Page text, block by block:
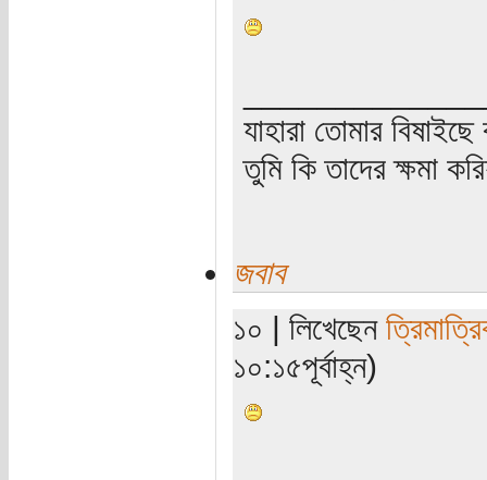
যাহারা তোমার
তুমি কি তাদের ক্ষমা
জবাব
১০ | লিখেছেন
১০:১৫পূর্বাহ্ন)